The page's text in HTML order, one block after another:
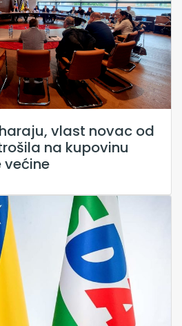
vlast novac od
na kupovinu